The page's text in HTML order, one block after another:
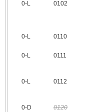
0‑L 0102
0‑L 0110
0‑L 0111
0‑L 0112
0‑D 0120